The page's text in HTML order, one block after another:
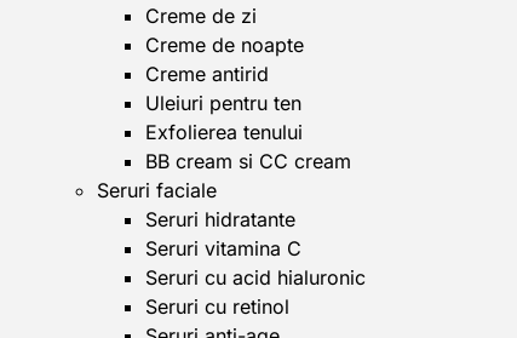
Creme de zi
Creme de noapte
Creme antirid
Uleiuri pentru ten
Exfolierea tenului
BB cream si CC cream
Seruri faciale
Seruri hidratante
Seruri vitamina C
Seruri cu acid hialuronic
Seruri cu retinol